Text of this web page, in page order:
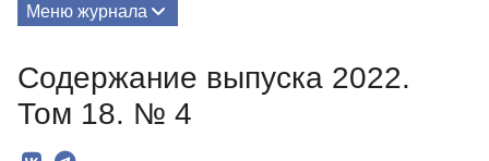
Меню журнала
О Журнале
Содержание выпуска 2022.
Том 18. № 4